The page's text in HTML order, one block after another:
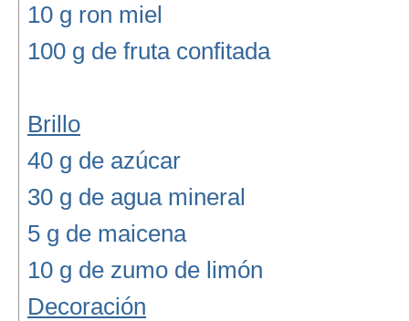
10 g ron miel
100 g de fruta confitada
Brillo
40 g de azúcar
30 g de agua mineral
5 g de maicena
10 g de zumo de limón
Decoración